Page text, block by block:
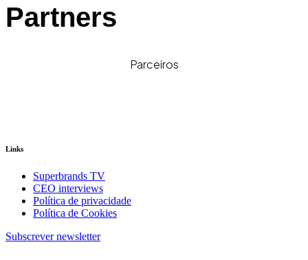
Partners
Parceiros
Links
Superbrands TV
CEO interviews
Política de privacidade
Política de Cookies
Subscrever newsletter